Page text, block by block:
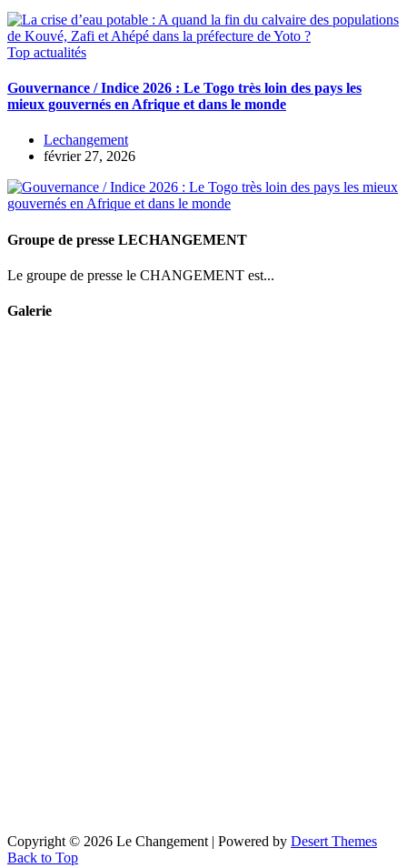
Top actualités
Gouvernance / Indice 2026 : Le Togo très loin des pays les
mieux gouvernés en Afrique et dans le monde
Lechangement
février 27, 2026
Groupe de presse LECHANGEMENT
Le groupe de presse le CHANGEMENT est...
Galerie
Copyright © 2026 Le Changement | Powered by Desert Themes
Back to Top